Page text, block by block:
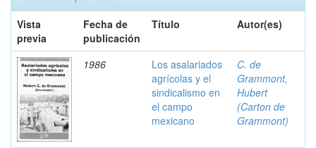
Vista
previa
Fecha de
publicación
Título Autor(es)
1986
Los asalariados
agrícolas y el
sindicalismo en
el campo
mexicano
C. de
Grammont,
Hubert
(Carton de
Grammont)